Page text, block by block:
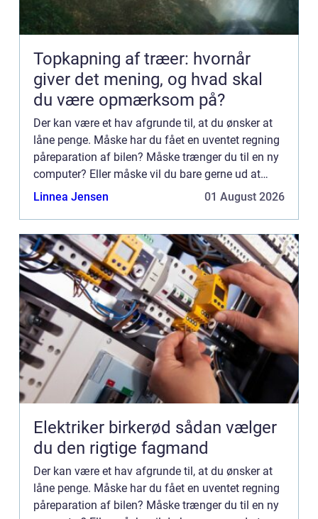
Topkapning af træer: hvornår
giver det mening, og hvad skal
du være opmærksom på?
Der kan være et hav afgrunde til, at du ønsker at
låne penge. Måske har du fået en uventet regning
påreparation af bilen? Måske trænger du til en ny
computer? Eller måske vil du bare gerne ud at
rejse? Mulighederne er uendelige i denne verden,
Linnea Jensen 01 August 2026
Elektriker birkerød sådan vælger
du den rigtige fagmand
Der kan være et hav afgrunde til, at du ønsker at
låne penge. Måske har du fået en uventet regning
påreparation af bilen? Måske trænger du til en ny